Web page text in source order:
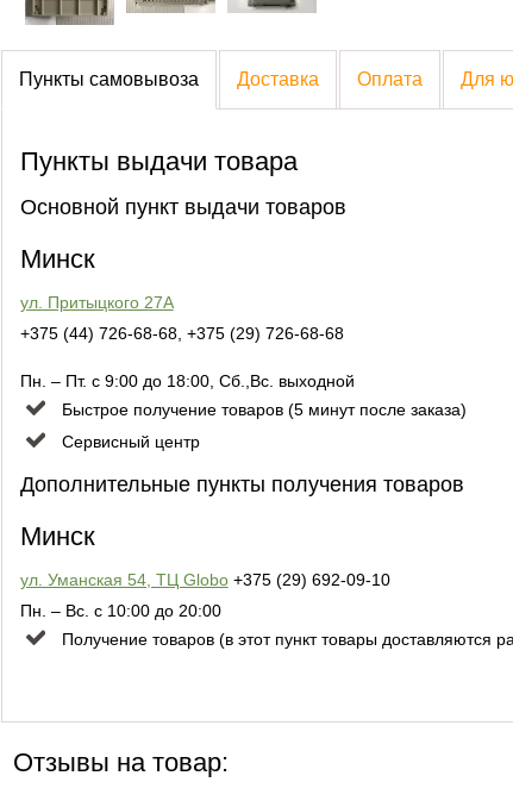
Пункты самовывоза Доставка Оплата Для
Пункты выдачи товара
Основной пункт выдачи товаров
Минск
ул. Притыцкого 27А
+375 (44) 726-68-68, +375 (29) 726-68-68
Пн. – Пт. с 9:00 до 18:00, Cб.,Вс. выходной
Быстрое получение товаров (5 минут после заказа)
Сервисный центр
Дополнительные пункты получения товаров
Минск
ул. Уманская 54, ТЦ Globo +375 (29) 692-09-10
Пн. – Вс. с 10:00 до 20:00
Получение товаров (в этот пункт товары доставляются
Отзывы на товар: